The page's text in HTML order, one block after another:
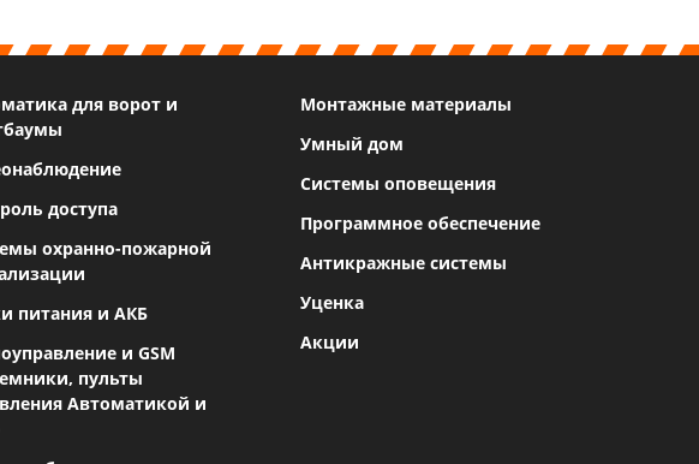
для ворот и
доступа
охранно-пожарной
питания и АКБ
и GSM
пульты
Автоматикой и
Монтажные материалы
Умный дом
Системы оповещения
Программное обеспечение
Антикражные системы
Уценка
Акции